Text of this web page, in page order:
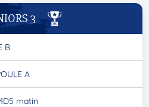
3
B
A
matin